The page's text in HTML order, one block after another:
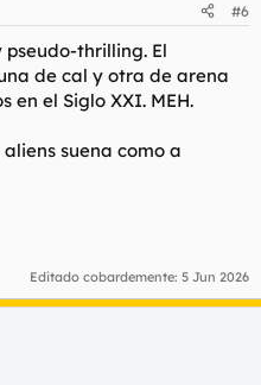
que dejo de interesarnos,
eyacular por última vez
#6
thrilling. El
de cal y otra de arena
en el Siglo XXI. MEH.
suena como a
Editado cobardemente: 5 Jun 2026